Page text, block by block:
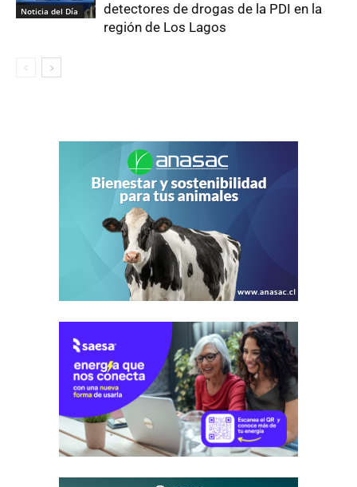
Noticia del Día
detectores de drogas de la PDI en la
región de Los Lagos